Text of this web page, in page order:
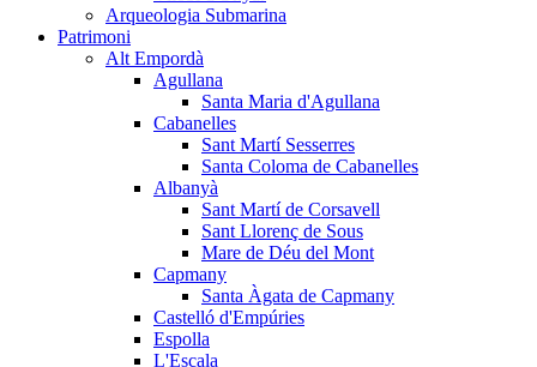
Arqueologia Submarina
Patrimoni
Alt Empordà
Agullana
Santa Maria d'Agullana
Cabanelles
Sant Martí Sesserres
Santa Coloma de Cabanelles
Albanyà
Sant Martí de Corsavell
Sant Llorenç de Sous
Mare de Déu del Mont
Capmany
Santa Àgata de Capmany
Castelló d'Empúries
Espolla
L'Escala